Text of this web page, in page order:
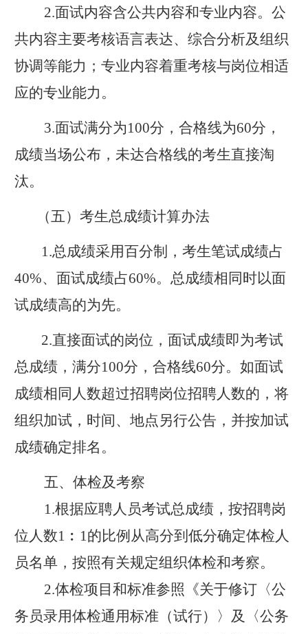
2.面试内容含公共内容和专业内容。公
共内容主要考核语言表达、综合分析及组织
协调等能力； 专业内容着重考核与岗位相适
应的专业能力。
3.面试满分为100分，合格线为60分，
成绩当场公布，未达合格线的考生直接淘
汰。
（五）考生总成绩计算办法
1.总成绩采用百分制，考生笔试成绩占
40%、面试成绩占60%。总成绩相同时以面
试成绩高的为先。
2.直接面试的岗位，面试成绩即为考试
总成绩，满分100分，合格线60分。 如面试
成绩相同人数超过招聘岗位招聘人数的，将
组织加试，时间、地点另行公告， 并按加试
成绩确定排名。
五、体检及考察
1.根据应聘人员考试总成绩，按招聘岗
位人数1︰1的比例从高分到低分确定体检人
员名单， 按照有关规定组织体检和考察。
2.体检项目和标准参照《关于修订〈公
务员录用体检通用标准（试行）〉及〈公务